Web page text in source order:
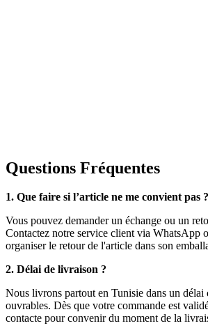
Questions Fréquentes
1. Que faire si l’article ne me convient pas ?
Vous pouvez demander un échange ou un
Contactez notre service client via WhatsApp
organiser le retour de l'article dans son
2. Délai de livraison ?
Nous livrons partout en Tunisie dans un délai
ouvrables. Dès que votre commande est
contacte pour convenir du moment de la